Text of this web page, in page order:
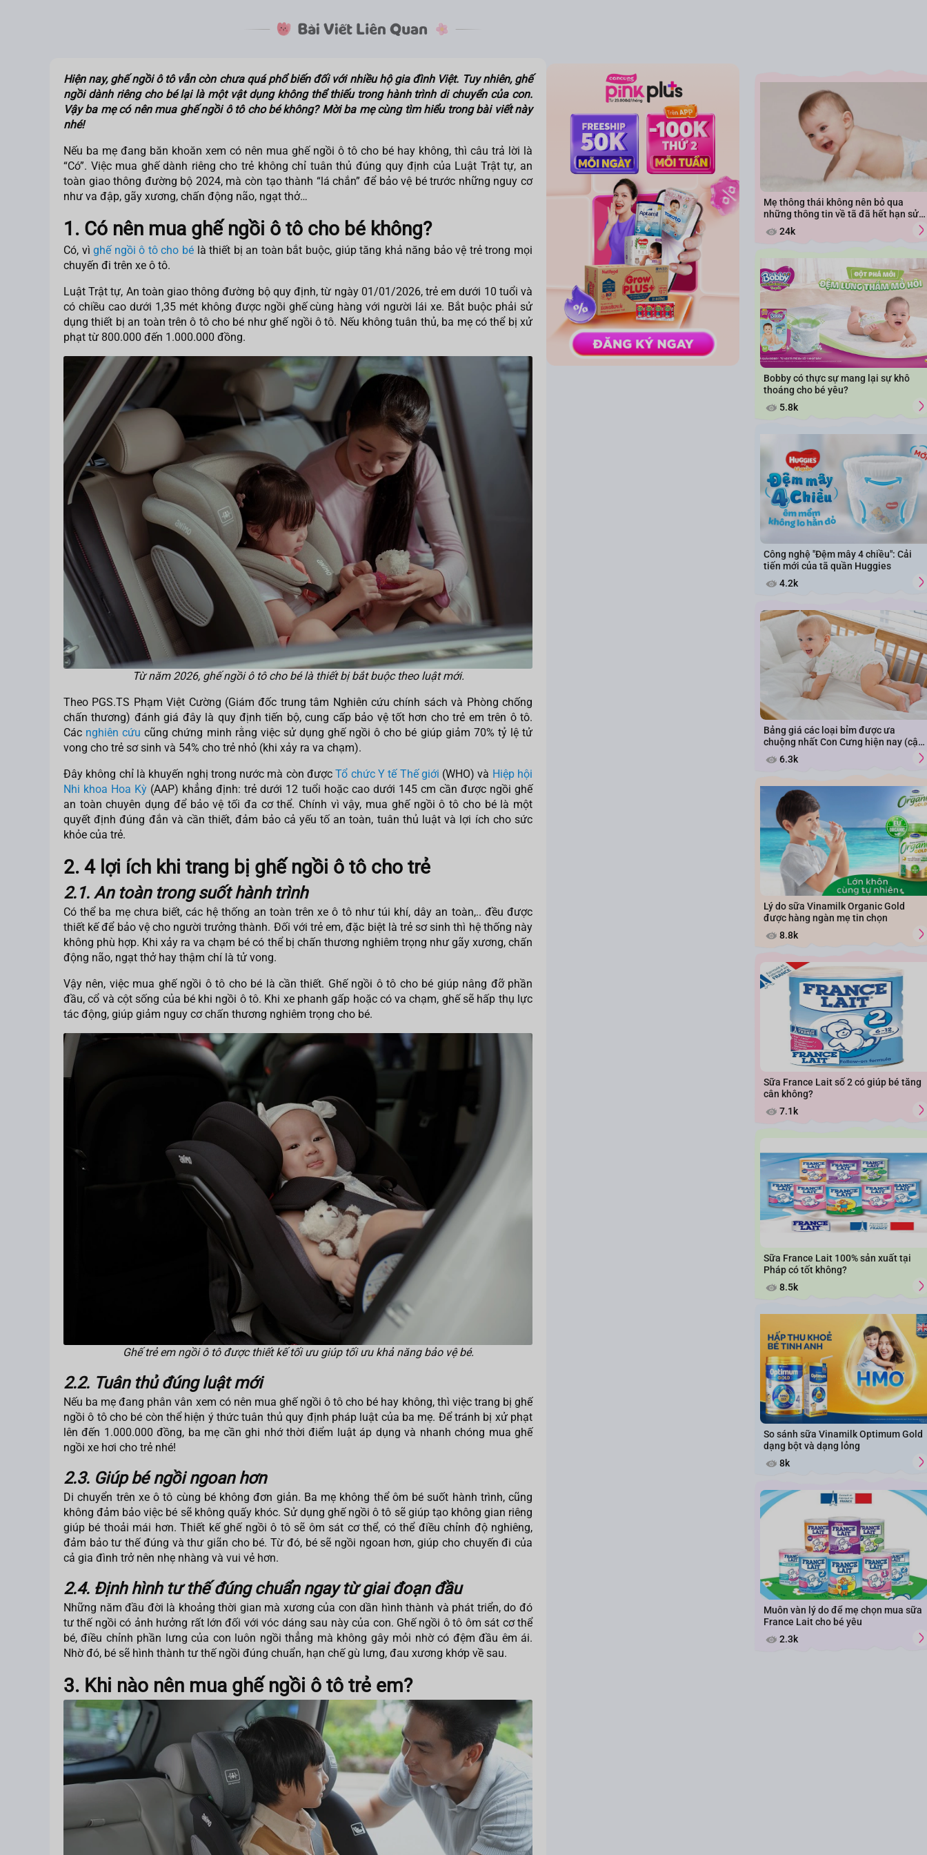
Hiện nay, ghế ngồi ô tô vẫn còn chưa quá phổ biến đối với nhiều hộ gia đình Việt. Tuy nhiên, ghế
ngồi dành riêng cho bé lại là một vật dụng không thể thiếu trong hành trình di chuyển của con.
Vậy ba mẹcó nên mua ghế ngồi ô tô cho békhông? Mời ba mẹ cùng tìm hiểu trong bài viết này
nhé!
Nếu ba mẹ đang băn khoăn xem có nên mua ghế ngồi ô tô cho bé hay không, thì câu trả lời là
“Có”. Việc mua ghế dành riêng cho trẻ không chỉ tuân thủ đúng quy định của Luật Trật tự, an
toàn giao thông đường bộ 2024, mà còn tạo thành “lá chắn” để bảo vệ bé trước những nguy cơ
như va đập, gãy xương, chấn động não, ngạt thở…
1. Có nên mua ghế ngồi ô tô cho bé không?
Có, vìghế ngồi ô tô cho bé là thiết bị an toàn bắt buộc, giúp tăng khả năng bảo vệ trẻ trong mọi
chuyến đi trên xe ô tô.
Luật Trật tự, An toàn giao thông đường bộ quy định, từ ngày 01/01/2026, trẻ em dưới 10 tuổi và
có chiều cao dưới 1,35 mét không được ngồi ghế cùng hàng với người lái xe. Bắt buộc phải sử
dụng thiết bị an toàn trên ô tô cho bé như ghế ngồi ô tô. Nếu không tuân thủ, ba mẹ có thể bị xử
phạt từ 800.000 đến 1.000.000 đồng.
Từ năm 2026, ghế ngồi ô tô cho bé là thiết bị bắt buộc theo luật mới.
Theo PGS.TS Phạm Việt Cường (Giám đốc trung tâm Nghiên cứu chính sách và Phòng chống
chấn thương) đánh giá đây là quy định tiến bộ, cung cấp bảo vệ tốt hơn cho trẻ em trên ô tô.
Các nghiên cứu cũng chứng minh rằng việc sử dụng ghế ngồi ô cho bé giúp giảm 70% tỷ lệ tử
vong cho trẻ sơ sinh và 54% cho trẻ nhỏ (khi xảy ra va chạm).
Đây không chỉ là khuyến nghị trong nước mà còn đượcTổ chức Y tế Thế giới (WHO) và Hiệp hội
Nhi khoa Hoa Kỳ (AAP) khẳng định: trẻ dưới 12 tuổi hoặc cao dưới 145 cm cần được ngồi ghế
an toàn chuyên dụng để bảo vệ tối đa cơ thể. Chính vì vậy, mua ghế ngồi ô tô cho bé là một
quyết định đúng đắn và cần thiết, đảm bảo cả yếu tố an toàn, tuân thủ luật và lợi ích cho sức
khỏe của trẻ.
2. 4 lợi ích khi trang bị ghế ngồi ô tô cho trẻ
2.1. An toàn trong suốt hành trình
Có thể ba mẹ chưa biết, các hệ thống an toàn trên xe ô tô như túi khí, dây an toàn,.. đều được
thiết kế để bảo vệ cho người trưởng thành. Đối với trẻ em, đặc biệt là trẻ sơ sinh thì hệ thống này
không phù hợp. Khi xảy ra va chạm bé có thể bị chấn thương nghiêm trọng như gãy xương, chấn
động não, ngạt thở hay thậm chí là tử vong.
Vậy nên, việc mua ghế ngồi ô tô cho bé là cần thiết. Ghế ngồi ô tô cho bé giúp nâng đỡ phần
đầu, cổ và cột sống của bé khi ngồi ô tô. Khi xe phanh gấp hoặc có va chạm, ghế sẽ hấp thụ lực
tác động, giúp giảm nguy cơ chấn thương nghiêm trọng cho bé.
Ghế trẻ em ngồi ô tô được thiết kế tối ưu giúp tối ưu khả năng bảo vệ bé.
2.2. Tuân thủ đúng luật mới
Nếu ba mẹ đang phân vân xem có nên mua ghế ngồi ô tô cho bé hay không, thì việc trang bị ghế
ngồi ô tô cho bé còn thể hiện ý thức tuân thủ quy định pháp luật của ba mẹ. Để tránh bị xử phạt
lên đến 1.000.000 đồng, ba mẹ cần ghi nhớ thời điểm luật áp dụng và nhanh chóng mua ghế
ngồi xe hơi cho trẻ nhé!
2.3. Giúp bé ngồi ngoan hơn
Di chuyển trên xe ô tô cùng bé không đơn giản. Ba mẹ không thể ôm bé suốt hành trình, cũng
không đảm bảo việc bé sẽ không quấy khóc. Sử dụng ghế ngồi ô tô sẽ giúp tạo không gian riêng
giúp bé thoải mái hơn. Thiết kế ghế ngồi ô tô sẽ ôm sát cơ thể, có thể điều chỉnh độ nghiêng,
đảm bảo tư thế đúng và thư giãn cho bé. Từ đó, bé sẽ ngồi ngoan hơn, giúp cho chuyến đi của
cả gia đình trở nên nhẹ nhàng và vui vẻ hơn.
2.4. Định hình tư thế đúng chuẩn ngay từ giai đoạn đầu
Những năm đầu đời là khoảng thời gian mà xương của con dần hình thành và phát triển, do đó
tư thế ngồi có ảnh hưởng rất lớn đối với vóc dáng sau này của con. Ghế ngồi ô tô ôm sát cơ thể
bé, điều chỉnh phần lưng của con luôn ngồi thẳng mà không gây mỏi nhờ có đệm đầu êm ái.
Nhờ đó, bé sẽ hình thành tư thế ngồi đúng chuẩn, hạn chế gù lưng, đau xương khớp về sau.
3. Khi nào nên mua ghế ngồi ô tô trẻ em?
Mẹ thông thái không nên bỏ qua
những thông tin về tã đã hết hạn sử
dụng24k
Bobby có thực sự mang lại sự khô
thoáng cho bé yêu?
5.8k
Công nghệ "Đệm mây 4 chiều": Cải
tiến mới của tã quần Huggies
4.2k
Bảng giá các loại bỉm được ưa
chuộng nhất Con Cưng hiện nay (cập
nhật năm 2026)
6.3k
Lý do sữa Vinamilk Organic Gold
được hàng ngàn mẹ tin chọn
8.8k
Sữa France Lait số 2 có giúp bé tăng
cân không?
7.1k
Sữa France Lait 100% sản xuất tại
Pháp có tốt không?
8.5k
So sánh sữa Vinamilk Optimum Gold
dạng bột và dạng lỏng
8k
Muôn vàn lý do để mẹ chọn mua sữa
France Lait cho bé yêu
2.3k